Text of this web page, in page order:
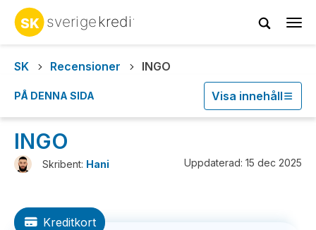
SK
Recensioner INGO
PÅ DENNA SIDA Visa innehåll
INGO
Skribent: Hani Uppdaterad: 15 dec 2025
Kreditkort